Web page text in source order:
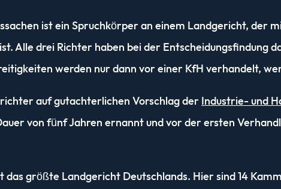
ist ein Spruchkörper an einem Landgericht, der
Alle drei Richter haben bei der Entscheidungsfindung
werden nur dann vor einer KfH verhandelt,
auf gutachterlichen Vorschlag der Industrie- und
von fünf Jahren ernannt und vor der ersten
das größte Landgericht Deutschlands. Hier sind 14